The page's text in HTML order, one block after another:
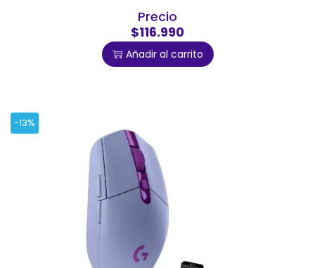
Precio
$116.990
Añadir al carrito
-13%